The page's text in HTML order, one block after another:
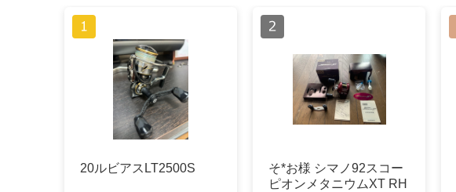
20ルビアスLT2500S
そ*お様 シマノ92スコー
ピオンメタニウムXT RH